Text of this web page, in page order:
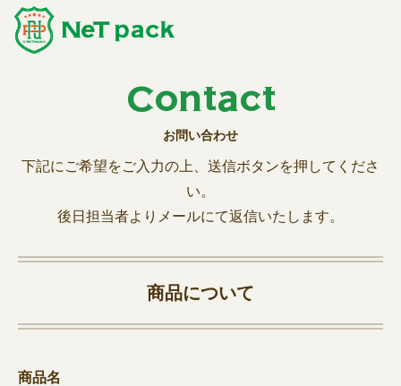
ン
ツ
へ
ス
ッ
Contact
お問い合わせ
下記にご希望をご入力の上、送信ボタンを押してくださ
い。
後日担当者よりメールにて返信いたします。
商品について
商品名